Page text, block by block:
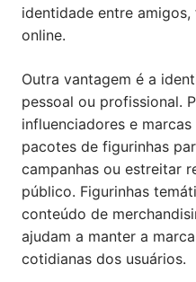
identidade entre
online.
Outra vantagem é a
pessoal ou profissional.
influenciadores e
pacotes de figurinhas
campanhas ou estreitar
público. Figurinhas
conteúdo de
ajudam a manter a
cotidianas dos usuários.